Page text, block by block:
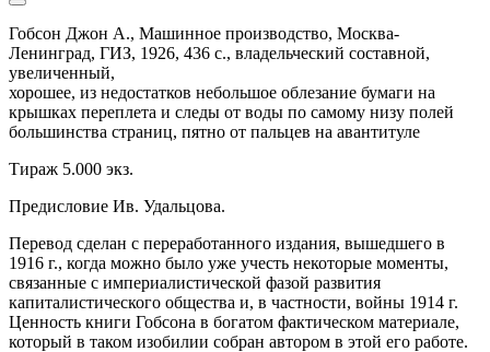
Гобсон Джон А., Машинное производство, Москва-
Ленинград, ГИЗ, 1926, 436 с., владельческий составной,
увеличенный,
хорошее, из недостатков небольшое облезание бумаги на
крышках переплета и следы от воды по самому низу полей
большинства страниц, пятно от пальцев на авантитуле
Тираж 5.000 экз.
Предисловие Ив. Удальцова.
Перевод сделан с переработанного издания, вышедшего в
1916 г., когда можно было уже учесть некоторые моменты,
связанные с империалистической фазой развития
капиталистического общества и, в частности, войны 1914 г.
Ценность книги Гобсона в богатом фактическом материале,
который в таком изобилии собран автором в этой его работе.